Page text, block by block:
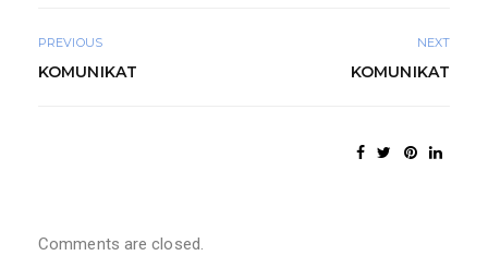
PREVIOUS
KOMUNIKAT
NEXT
KOMUNIKAT
Comments are closed.